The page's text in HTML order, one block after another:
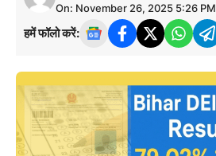
On: November 26, 2025 5:26 PM
हमें फॉलो करें: